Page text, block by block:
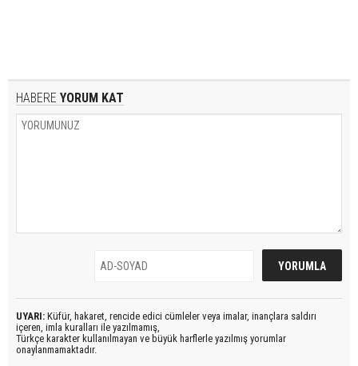
HABERE YORUM KAT
UYARI: Küfür, hakaret, rencide edici cümleler veya imalar, inançlara saldırı
içeren, imla kuralları ile yazılmamış,
Türkçe karakter kullanılmayan ve büyük harflerle yazılmış yorumlar
onaylanmamaktadır.